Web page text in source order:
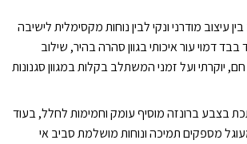
עיצוב מודרני ונקי לבין נוחות מקסימלית לישיבה
דמוי עור איכותי בגוון סהרה בהיר, שילוב
יוקרתי ועל זמני המשתלב בקלות במגוון סגנונות
בצבע ברונזה מוסיף עומק וחמימות לחלל, בעוד
מספקים תמיכה ונוחות מושלמת סביב אי